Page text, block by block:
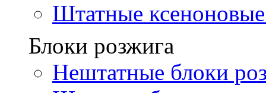
Штатные
Блоки розжига
Нештатные блоки